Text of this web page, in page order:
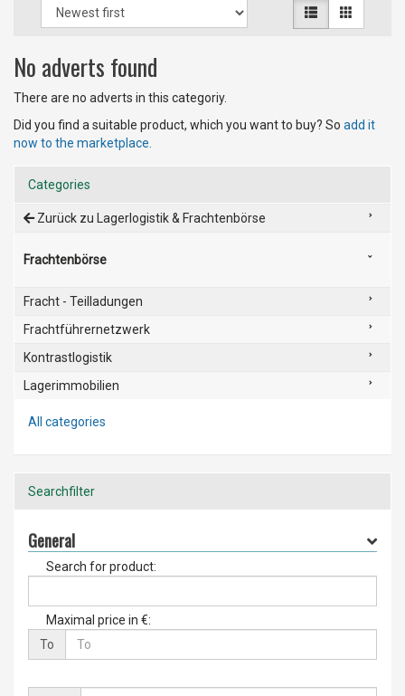
No adverts found
There are no adverts in this categoriy.
Did you find a suitable product, which you want to buy? So add it
now to the marketplace.
Categories
Zurück zu Lagerlogistik & Frachtenbörse
Frachtenbörse
Fracht - Teilladungen
Frachtführernetzwerk
Kontrastlogistik
Lagerimmobilien
All categories
Searchfilter
General
Search for product:
Maximal price in €:
To